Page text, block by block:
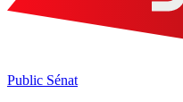
Public Sénat